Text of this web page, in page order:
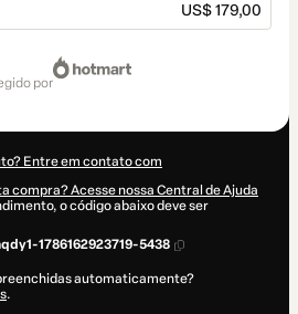
US$ 179,00
por
Entre em contato com
compra? Acesse nossa Central de Ajuda
o código abaixo deve ser
1786162923719-5438
automaticamente?
.